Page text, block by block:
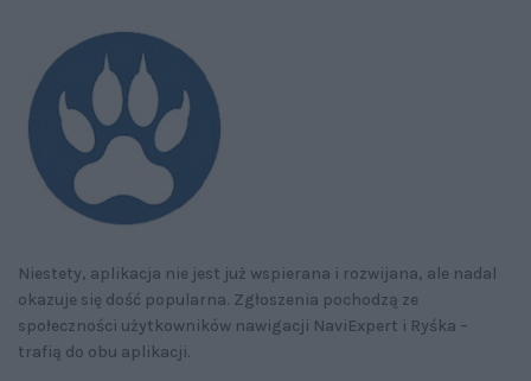
Niestety, aplikacja nie jest już wspierana i rozwijana, ale nadal
okazuje się dość popularna. Zgłoszenia pochodzą ze
społeczności użytkowników nawigacji NaviExpert i Ryśka –
trafią do obu aplikacji.